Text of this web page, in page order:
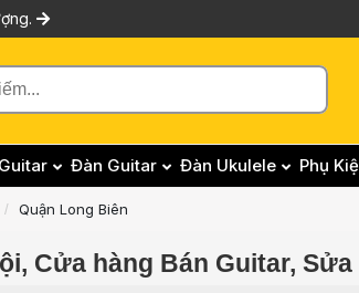
Đàn Guitar Đàn Ukulele Phụ
Quận Long Biên
Cửa hàng Bán Guitar,